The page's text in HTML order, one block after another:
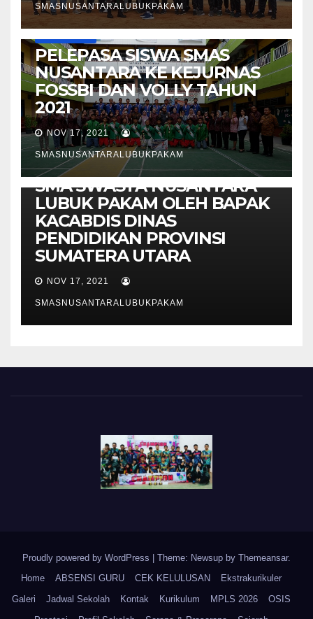
SMASNUSANTARALUBUKPAKAM
PELEPASA SISWA SMAS
NUSANTARA KE KEJURNAS
FOSSBI DAN VOLLY TAHUN
2021
NOV 17, 2021
SMASNUSANTARALUBUKPAKAM
INFO / ARTIKEL
LAUNCING PRODUK PKWU
SMA SWASTA NUSANTARA
LUBUK PAKAM OLEH BAPAK
KACABDIS DINAS
PENDIDIKAN PROVINSI
SUMATERA UTARA
NOV 17, 2021
SMASNUSANTARALUBUKPAKAM
Proudly powered by WordPress Theme: Newsup by Themeansar.
Home
ABSENSI GURU CEK KELULUSAN
Ekstrakurikuler
Galeri
Jadwal Sekolah Kontak Kurikulum MPLS 2026
OSIS